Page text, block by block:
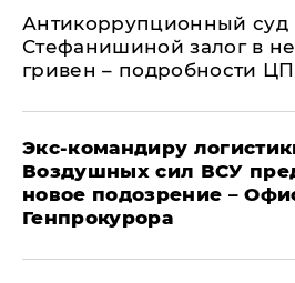
Антикоррупционный суд
Стефанишиной залог в
гривен – подробности
Экс-командиру
Воздушных сил ВСУ
новое подозрение –
Генпрокурора